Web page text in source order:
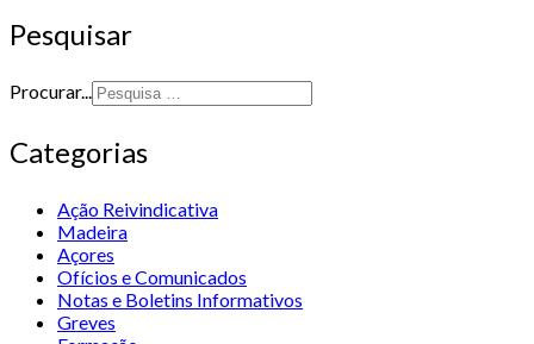
Pesquisar
Procurar...
Categorias
Ação Reivindicativa
Madeira
Açores
Ofícios e Comunicados
Notas e Boletins Informativos
Greves